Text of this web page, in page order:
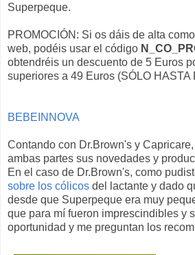
Superpeque.
PROMOCIÓN: Si os dáis de alta
web, podéis usar el código
obtendréis un descuento de 5 Euros
superiores a 49 Euros (SÓLO HASTA
BEBEINNOVA
Contando con Dr.Brown's y
ambas partes sus novedades y
En el caso de Dr.Brown's, como
sobre los cólicos del lactante y dado
desde que Superpeque era muy
que para mí fueron imprescindibles y
oportunidad y me preguntan los